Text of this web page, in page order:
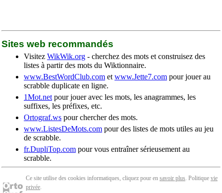
Sites web recommandés
Visitez WikWik.org - cherchez des mots et construisez des
listes à partir des mots du Wiktionnaire.
www.BestWordClub.com et www.Jette7.com pour jouer au
scrabble duplicate en ligne.
1Mot.net pour jouer avec les mots, les anagrammes, les
suffixes, les préfixes, etc.
Ortograf.ws pour chercher des mots.
www.ListesDeMots.com pour des listes de mots utiles au jeu
de scrabble.
fr.DupliTop.com pour vous entraîner sérieusement au
scrabble.
Ce site utilise des cookies informatiques, cliquez pour en savoir plus. Politique vie
privée.